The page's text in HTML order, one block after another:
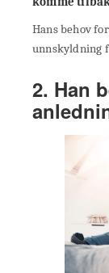
Hans behov
unnskyldning
2. Han